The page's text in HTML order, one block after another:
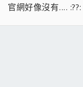
官網好像沒有.... :??: